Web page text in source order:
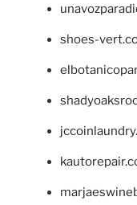
shoes-